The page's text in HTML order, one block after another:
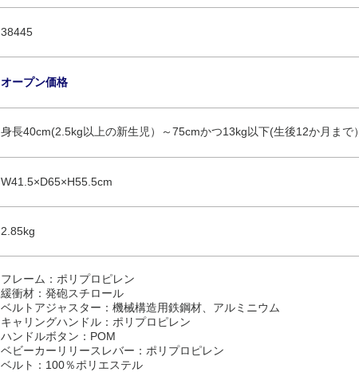
38445
オープン価格
身長40cm(2.5kg以上の新生児）～75cmかつ13kg以下(生後12か月まで）
W41.5×D65×H55.5cm
2.85kg
フレーム：ポリプロピレン
緩衝材：発砲スチロール
ベルトアジャスター：機械構造用鉄鋼材、アルミニウム
キャリングハンドル：ポリプロピレン
ハンドルボタン：POM
ベビーカーリリースレバー：ポリプロピレン
ベルト：100％ポリエステル